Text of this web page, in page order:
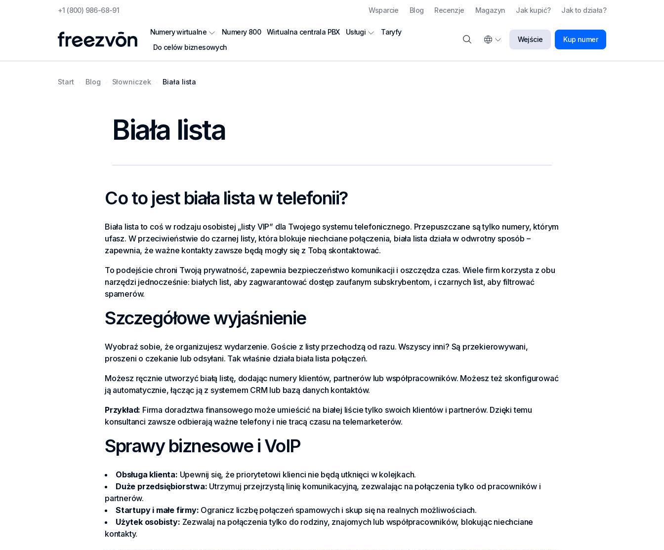
+1 (800) 986-68-91 Wsparcie Blog Recenzje Magazyn Jak kupić? Jak to działa?
Wejście Kup numer
Numery wirtualne Numery 800 Wirtualna centrala PBX Usługi
Taryfy
Do celów biznesowych
Start Blog Słowniczek Biała lista
Biała lista
Co to jest biała lista w telefonii?
Biała lista to coś w rodzaju osobistej „listy VIP” dla Twojego systemu telefonicznego. Przepuszczane są tylko numery, którym
ufasz. W przeciwieństwie do czarnej listy, która blokuje niechciane połączenia, biała lista działa w odwrotny sposób –
zapewnia, że ​​ważne kontakty zawsze będą mogły się z Tobą skontaktować.
To podejście chroni Twoją prywatność, zapewnia bezpieczeństwo komunikacji i oszczędza czas. Wiele firm korzysta z obu
narzędzi jednocześnie: białych list, aby zagwarantować dostęp zaufanym subskrybentom, i czarnych list, aby filtrować
spamerów.
Szczegółowe wyjaśnienie
Wyobraź sobie, że organizujesz wydarzenie. Goście z listy przechodzą od razu. Wszyscy inni? Są przekierowywani,
proszeni o czekanie lub odsyłani. Tak właśnie działa biała lista połączeń.
Możesz ręcznie utworzyć białą listę, dodając numery klientów, partnerów lub współpracowników. Możesz też skonfigurować
ją automatycznie, łącząc ją z systemem CRM lub bazą danych kontaktów.
Przykład: Firma doradztwa finansowego może umieścić na białej liście tylko swoich klientów i partnerów. Dzięki temu
konsultanci zawsze odbierają ważne telefony i nie tracą czasu na telemarketerów.
Sprawy biznesowe i VoIP
Obsługa klienta: Upewnij się, że priorytetowi klienci nie będą utknięci w kolejkach.
Duże przedsiębiorstwa: Utrzymuj przejrzystą linię komunikacyjną, zezwalając na połączenia tylko od pracowników i
partnerów.
Startupy i małe firmy: Ogranicz liczbę połączeń spamowych i skup się na realnych możliwościach.
Użytek osobisty: Zezwalaj na połączenia tylko do rodziny, znajomych lub współpracowników, blokując niechciane
kontakty.